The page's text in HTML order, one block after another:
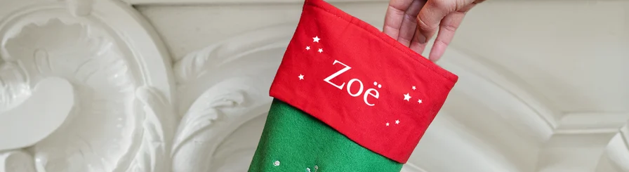
Skapa något unikt med bara några få steg – med hennes namn, ditt foto eller ett meddelande som verkligen berör hennes hjärta.
stunden.